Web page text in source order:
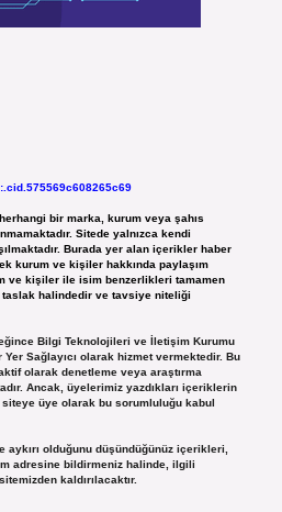
bir marka, kurum veya şahıs
Sitede yalnızca kendi
Burada yer alan içerikler haber
kurum ve kişiler hakkında paylaşım
ve kişiler ile isim benzerlikleri tamamen
halindedir ve tavsiye niteliği
Bilgi Teknolojileri ve İletişim Kurumu
Yer Sağlayıcı olarak hizmet vermektedir. Bu
olarak denetleme veya araştırma
Ancak, üyelerimiz yazdıkları içeriklerin
üye olarak bu sorumluluğu kabul
aykırı olduğunu düşündüğünüz içerikleri,
adresine bildirmeniz halinde, ilgili
kaldırılacaktır.